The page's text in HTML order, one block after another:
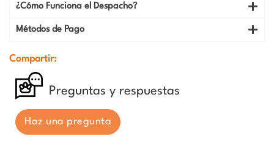
¿Cómo Funciona el Despacho?
Métodos de Pago
Compartir:
Preguntas y respuestas
Haz una pregunta